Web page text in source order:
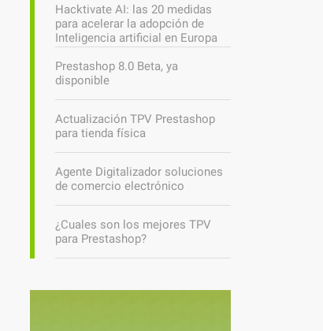
Hacktivate AI: las 20 medidas
para acelerar la adopción de
Inteligencia artificial en Europa
Prestashop 8.0 Beta, ya
disponible
Actualización TPV Prestashop
para tienda física
Agente Digitalizador soluciones
de comercio electrónico
¿Cuales son los mejores TPV
para Prestashop?